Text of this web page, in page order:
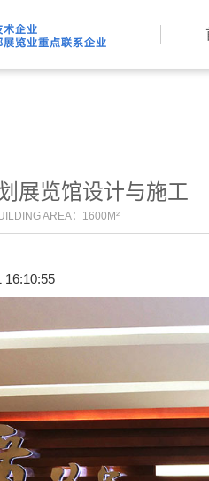
展览馆设计与施工
AREA：1600M²
16:10:55